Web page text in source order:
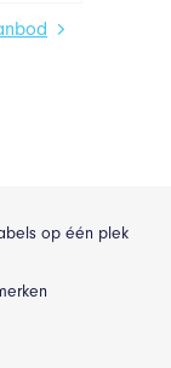
op één plek